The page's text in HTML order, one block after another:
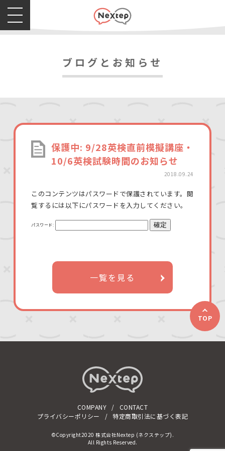
ブログとお知らせ
保護中: 9/28英検直前模擬講座・
10/6英検試験時間のお知らせ
2018.09.24
このコンテンツはパスワードで保護されています。閲
覧するには以下にパスワードを入力してください。
パスワード:
一覧を見る
TOP
COMPANY
CONTACT
プライバシーポリシー
特定商取引法に基づく表記
©Copyright2020 株式会社Nextep (ネクステップ).
All Rights Reserved.